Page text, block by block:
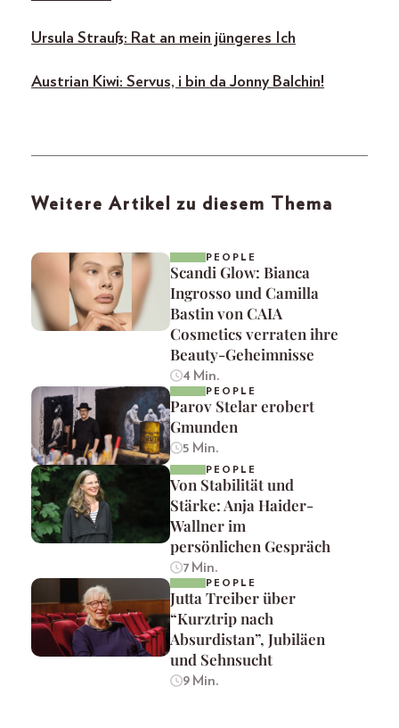
Ursula Strauß: Rat an mein jüngeres Ich
Austrian Kiwi: Servus, i bin da Jonny Balchin!
Weitere Artikel zu diesem Thema
PEOPLE
Scandi Glow: Bianca
Ingrosso und Camilla
Bastin von CAIA
Cosmetics verraten ihre
Beauty-Geheimnisse
4 Min.
PEOPLE
Parov Stelar erobert
Gmunden
5 Min.
PEOPLE
Von Stabilität und
Stärke: Anja Haider-
Wallner im
persönlichen Gespräch
7 Min.
PEOPLE
Jutta Treiber über
“Kurztrip nach
Absurdistan”, Jubiläen
und Sehnsucht
9 Min.